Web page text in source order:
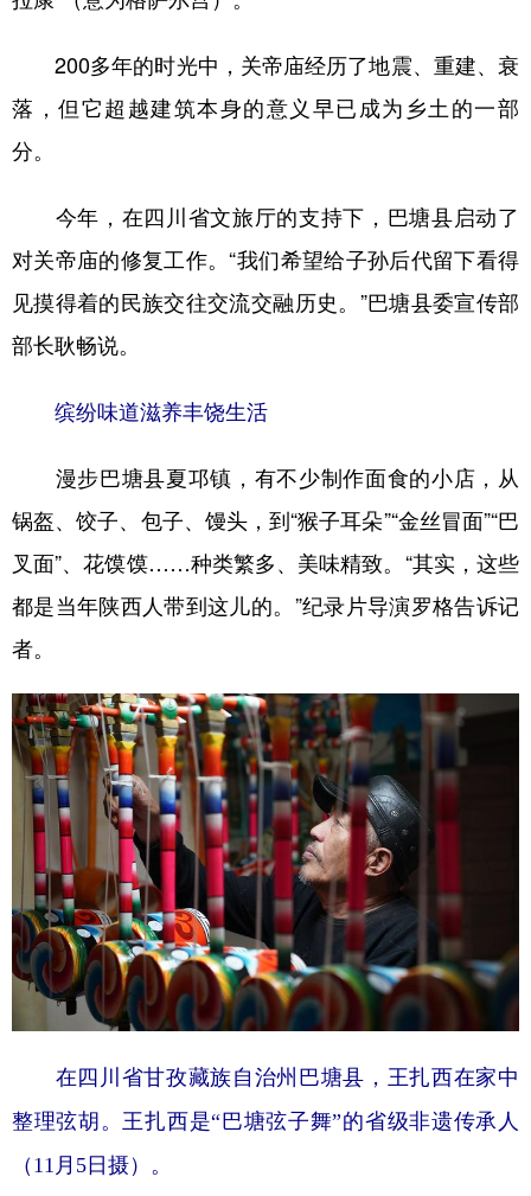
200多年的时光中，关帝庙经历了地震、重建、衰
落，但它超越建筑本身的意义早已成为乡土的一部
分。
今年，在四川省文旅厅的支持下，巴塘县启动了
对关帝庙的修复工作。“我们希望给子孙后代留下看得
见摸得着的民族交往交流交融历史。”巴塘县委宣传部
部长耿畅说。
缤纷味道滋养丰饶生活
漫步巴塘县夏邛镇，有不少制作面食的小店，从
锅盔、饺子、包子、馒头，到“猴子耳朵”“金丝冒面”“巴
叉面”、花馍馍……种类繁多、美味精致。“其实，这些
都是当年陕西人带到这儿的。”纪录片导演罗格告诉记
者。
在四川省甘孜藏族自治州巴塘县，王扎西在家中
整理弦胡。王扎西是“巴塘弦子舞”的省级非遗传承人
（11月5日摄）。